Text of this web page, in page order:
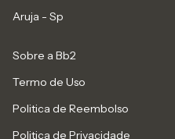
Aruja - Sp
Sobre a Bb2
Termo de Uso
Politica de Reembolso
Politica de Privacidade